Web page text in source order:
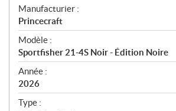
S
p
é
c
i
f
i
c
Manufacturier :
Princecraft
Modèle :
Sportfisher 21-4S Noir - Édition Noire
Année :
2026
Type :